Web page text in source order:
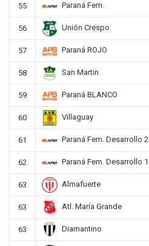
55 Paraná Fem.
56 Unión Crespo
57 Paraná ROJO
58 San Martin
59 Paraná BLANCO
60 Villaguay
61 Paraná Fem. Desarrollo 2
62 Paraná Fem. Desarrollo 1
63 Almafuerte
63 Atl. María Grande
63 Diamantino